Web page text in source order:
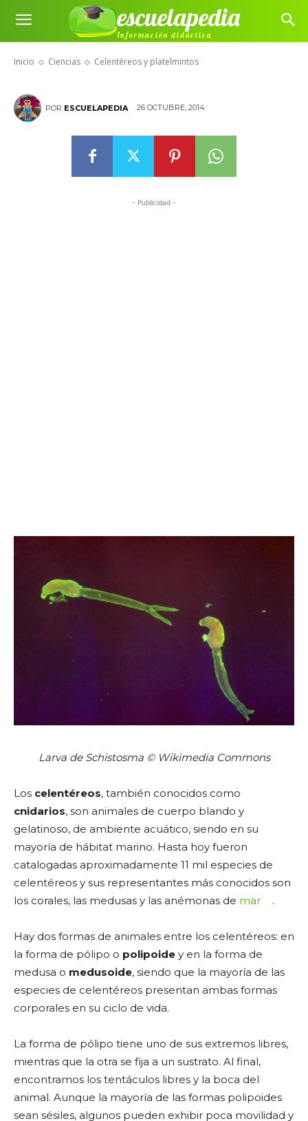
escuelapedia
Información didáctica
Inicio Ciencias Celentéreos y platelmintos
Celentéreos y platelmintos
POR ESCUELAPEDIA 26 OCTUBRE, 2014
- Publicidad -
Larva de Schistosma © Wikimedia Commons
Los celentéreos, también conocidos como
cnidarios, son animales de cuerpo blando y
gelatinoso, de ambiente acuático, siendo en su
mayoría de hábitat marino. Hasta hoy fueron
catalogadas aproximadamente 11 mil especies de
celentéreos y sus representantes más conocidos son
los corales, las medusas y las anémonas de mar .
Hay dos formas de animales entre los celentéreos: en
la forma de pólipo o polipoide y en la forma de
medusa o medusoide, siendo que la mayoría de las
especies de celentéreos presentan ambas formas
corporales en su ciclo de vida.
La forma de pólipo tiene uno de sus extremos libres,
mientras que la otra se fija a un sustrato. Al final,
encontramos los tentáculos libres y la boca del
animal. Aunque la mayoría de las formas polipoides
sean sésiles, algunos pueden exhibir poca movilidad y